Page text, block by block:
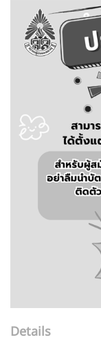
Details